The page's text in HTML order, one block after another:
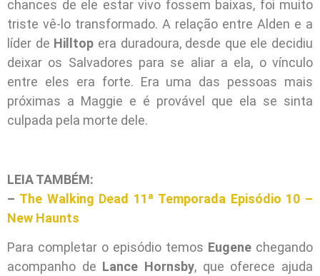
chances de ele estar vivo fossem baixas, foi muito
triste vê-lo transformado. A relação entre Alden e a
líder de Hilltop era duradoura, desde que ele decidiu
deixar os Salvadores para se aliar a ela, o vínculo
entre eles era forte. Era uma das pessoas mais
próximas a Maggie e é provável que ela se sinta
culpada pela morte dele.
LEIA TAMBÉM:
– The Walking Dead 11ª Temporada Episódio 10 –
New Haunts
Para completar o episódio temos Eugene chegando
acompanho de Lance Hornsby, que oferece ajuda